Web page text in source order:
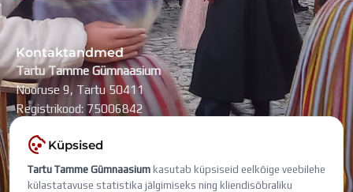
Kontaktandmed
Tartu Tamme Gümnaasium
Nooruse 9, Tartu 50411
Registrikood: 75006842
KONTAKTID
SearchSearch
Küpsised
Tartu Tamme Gümnaasium kasutab küpsiseid eelkõige veebilehe
külastatavuse statistika jälgimiseks ning kliendisõbraliku